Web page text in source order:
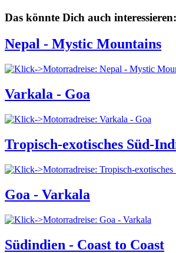
Das könnte Dich auch interessieren:
Nepal - Mystic Mountains
Varkala - Goa
Tropisch-exotisches Süd-
Goa - Varkala
Südindien - Coast to Coast